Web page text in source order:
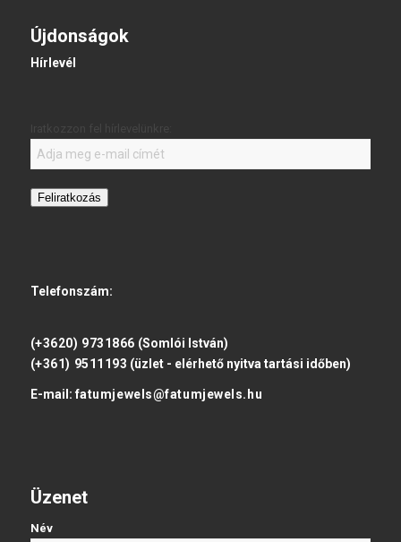
Újdonságok
Hírlevél
Feliratkozás
Telefonszám:
(+3620) 9731866 (Somlói István)
(+361) 9511193 (üzlet - elérhető nyitva tartási időben)
E-mail: fatumjewels@fatumjewels.hu
Üzenet
Név